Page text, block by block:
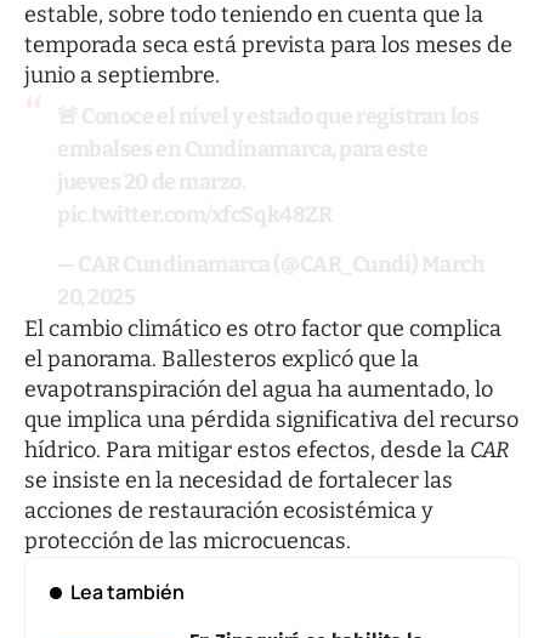
estable, sobre todo teniendo en cuenta que la
temporada seca está prevista para los meses de
junio a septiembre.
El cambio climático es otro factor que complica
el panorama. Ballesteros explicó que la
evapotranspiración del agua ha aumentado, lo
que implica una pérdida significativa del recurso
hídrico. Para mitigar estos efectos, desde la CAR
se insiste en la necesidad de fortalecer las
acciones de restauración ecosistémica y
protección de las microcuencas.
Lea también